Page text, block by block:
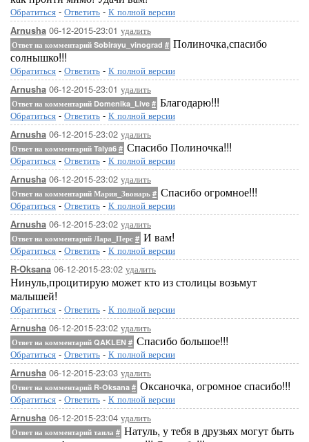
Обратиться - Ответить - К полной версии
Arnusha 06-12-2015-23:01 удалить
Ответ на комментарий Sobirayu_vinograd # Полиночка,спасибо
солнышко!!!
Обратиться - Ответить - К полной версии
Arnusha 06-12-2015-23:01 удалить
Ответ на комментарий Domenika_Live # Благодарю!!!
Обратиться - Ответить - К полной версии
Arnusha 06-12-2015-23:02 удалить
Ответ на комментарий Talya6 # Спасибо Полиночка!!!
Обратиться - Ответить - К полной версии
Arnusha 06-12-2015-23:02 удалить
Ответ на комментарий Мария_Звонарь # Спасибо огромное!!!
Обратиться - Ответить - К полной версии
Arnusha 06-12-2015-23:02 удалить
Ответ на комментарий Лара_Перс # И вам!
Обратиться - Ответить - К полной версии
R-Oksana 06-12-2015-23:02 удалить
Нинуль,процитирую может кто из столицы возьмут
малышей!
Обратиться - Ответить - К полной версии
Arnusha 06-12-2015-23:02 удалить
Ответ на комментарий QAKLEN # Спасибо большое!!!
Обратиться - Ответить - К полной версии
Arnusha 06-12-2015-23:03 удалить
Ответ на комментарий R-Oksana # Оксаночка, огромное спасибо!!!
Обратиться - Ответить - К полной версии
Arnusha 06-12-2015-23:04 удалить
Ответ на комментарий таила # Натуль, у тебя в друзьях могут быть